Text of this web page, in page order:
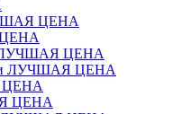
ЦЕНА
ЛУЧШАЯ ЦЕНА
ЛУЧШАЯ ЦЕНА
ЦЕНА
ЦЕНА